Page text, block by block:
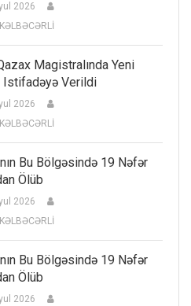
2026
Magistralında Yeni
Istifadəyə Verildi
2026
Bu Bölgəsində 19 Nəfər
Ölüb
2026
Bu Bölgəsində 19 Nəfər
Ölüb
2026